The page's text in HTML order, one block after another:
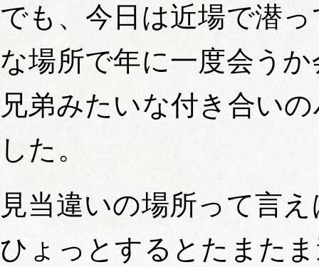
でも、今日は近場で潜
な場所で年に一度会う
兄弟みたいな付き合い
した。
見当違いの場所って言
ひょっとするとたまた